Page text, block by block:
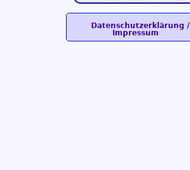
Datenschutzerklärung /
Impressum